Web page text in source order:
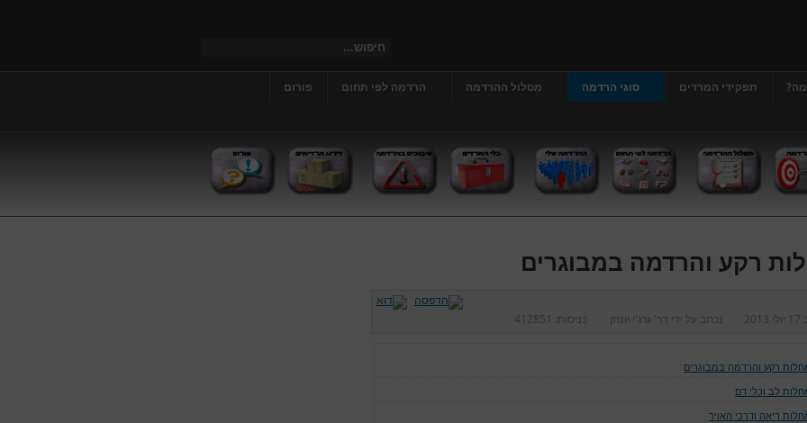
תפקידי המרדים סוגי הרדמה מסלול ההרדמה הרדמה לפי תחום
פורום
רקע והרדמה במבוגרים
17 יולי 2013 נכתב על ידי דר' גרג'י יונתן כניסות: 412851
רקע והרדמה במבוגרים
לב וכלי דם
ריאה ודרכי האויר